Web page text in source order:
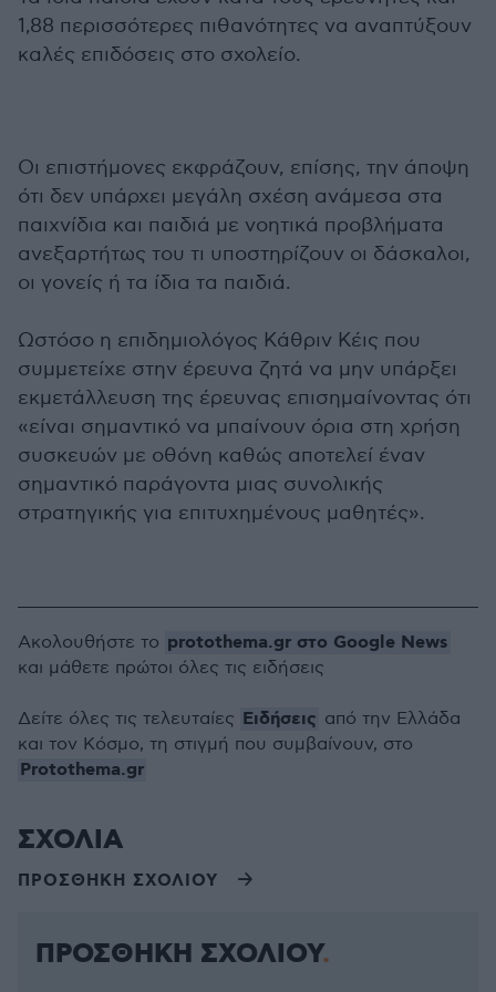
1,88 περισσότερες πιθανότητες να αναπτύξουν
καλές επιδόσεις στο σχολείο.
Οι επιστήμονες εκφράζουν, επίσης, την άποψη
ότι δεν υπάρχει μεγάλη σχέση ανάμεσα στα
παιχνίδια και παιδιά με νοητικά προβλήματα
ανεξαρτήτως του τι υποστηρίζουν οι δάσκαλοι,
οι γονείς ή τα ίδια τα παιδιά.
Ωστόσο η επιδημιολόγος Κάθριν Κέις που
συμμετείχε στην έρευνα ζητά να μην υπάρξει
εκμετάλλευση της έρευνας επισημαίνοντας ότι
«είναι σημαντικό να μπαίνουν όρια στη χρήση
συσκευών με οθόνη καθώς αποτελεί έναν
σημαντικό παράγοντα μιας συνολικής
στρατηγικής για επιτυχημένους μαθητές».
Ακολουθήστε το protothema.gr στο Google News
και μάθετε πρώτοι όλες τις ειδήσεις
Δείτε όλες τις τελευταίες Ειδήσεις από την Ελλάδα
και τον Κόσμο, τη στιγμή που συμβαίνουν, στο
Protothema.gr
ΣΧΟΛΙΑ
ΠΡΟΣΘΗΚΗ ΣΧΟΛΙΟΥ
ΠΡΟΣΘΗΚΗ ΣΧΟΛΙΟΥ